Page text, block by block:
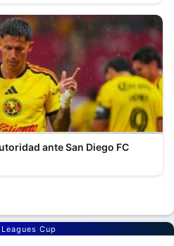
ante San Diego FC
Cup